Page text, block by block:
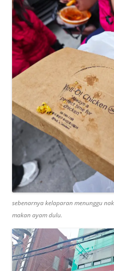
sebenarnya kelaparan menunggu
makan ayam dulu.